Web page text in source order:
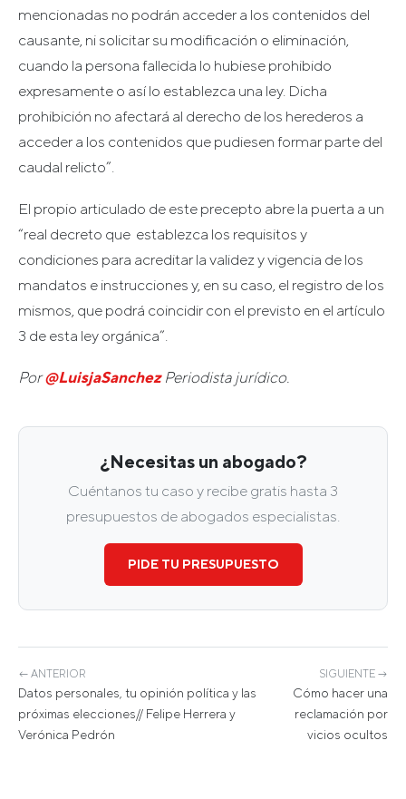
mencionadas no podrán acceder a los contenidos del
causante, ni solicitar su modificación o eliminación,
cuando la persona fallecida lo hubiese prohibido
expresamente o así lo establezca una ley. Dicha
prohibición no afectará al derecho de los herederos a
acceder a los contenidos que pudiesen formar parte del
caudal relicto”.
El propio articulado de este precepto abre la puerta a un
“real decreto que establezca los requisitos y
condiciones para acreditar la validez y vigencia de los
mandatos e instrucciones y, en su caso, el registro de los
mismos, que podrá coincidir con el previsto en el artículo
3 de esta ley orgánica”.
Por@LuisjaSanchez Periodista jurídico.
¿Necesitas un abogado?
Cuéntanos tu caso y recibe gratis hasta 3
presupuestos de abogados especialistas.
PIDE TU PRESUPUESTO
← ANTERIOR
Datos personales, tu opinión política y las
próximas elecciones// Felipe Herrera y
Verónica Pedrón
SIGUIENTE →
Cómo hacer una
reclamación por
vicios ocultos